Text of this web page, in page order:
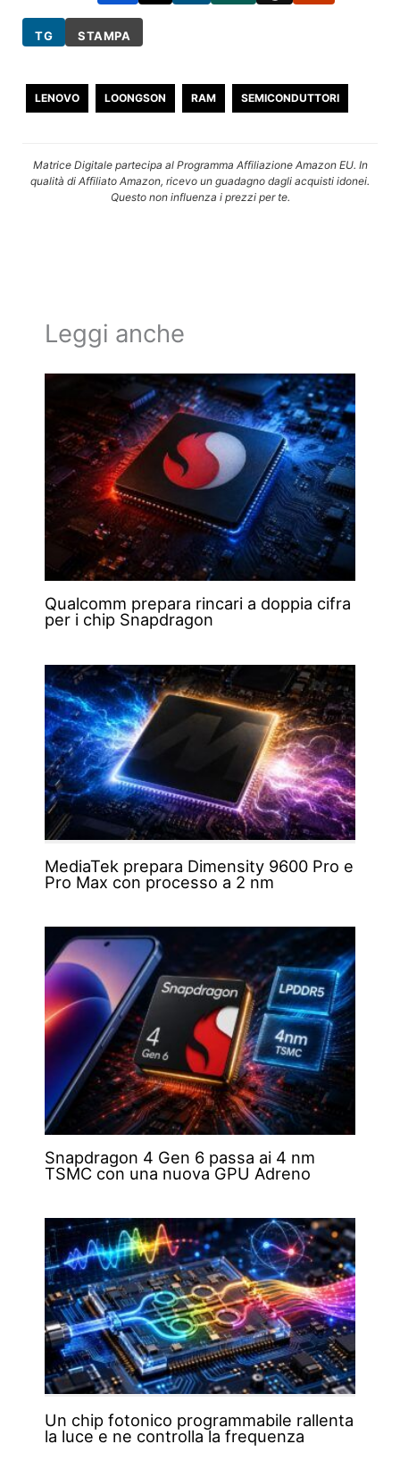
TG STAMPA
LENOVO LOONGSON RAM SEMICONDUTTORI
Matrice Digitale partecipa al Programma Affiliazione Amazon EU. In
qualità di Affiliato Amazon, ricevo un guadagno dagli acquisti idonei.
Questo non influenza i prezzi per te.
Leggi anche
Qualcomm prepara rincari a doppia cifra
per i chip Snapdragon
MediaTek prepara Dimensity 9600 Pro e
Pro Max con processo a 2 nm
Snapdragon 4 Gen 6 passa ai 4 nm
TSMC con una nuova GPU Adreno
Un chip fotonico programmabile rallenta
la luce e ne controlla la frequenza